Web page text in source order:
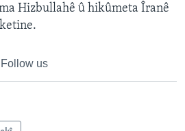
Hizbullahê û hikûmeta Îranê
Follow us